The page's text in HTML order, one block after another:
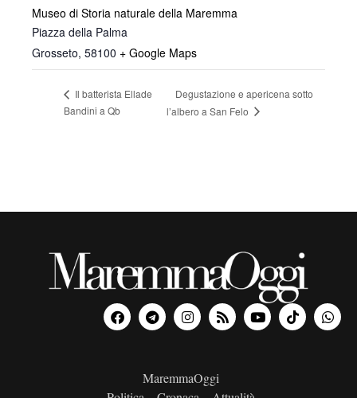
Museo di Storia naturale della Maremma
Piazza della Palma
Grosseto, 58100 + Google Maps
Il batterista Ellade
Bandini a Qb
Degustazione e apericena sotto
l’albero a San Felo
MaremmaOggi